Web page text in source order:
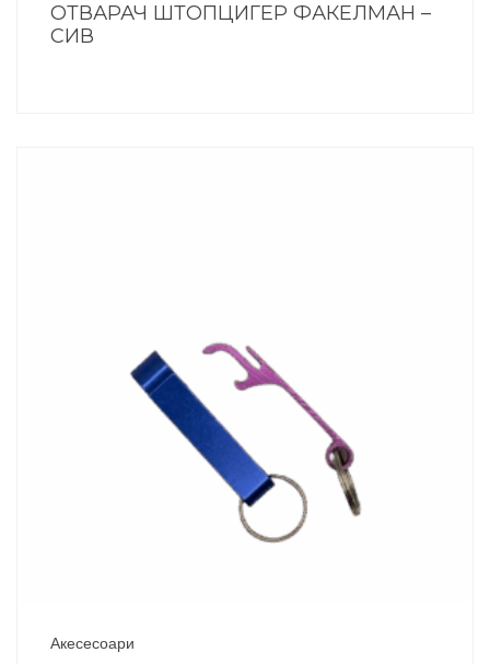
ОТВАРАЧ ШТОПЦИГЕР ФАКЕЛМАН –
СИВ
Акесесоари